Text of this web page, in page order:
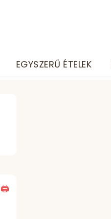
EGYSZERŰ ÉTELEK
🖨